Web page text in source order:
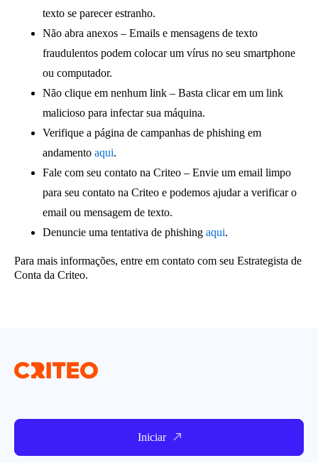
texto se parecer estranho.
Não abra anexos – Emails e mensagens de texto
fraudulentos podem colocar um vírus no seu smartphone
ou computador.
Não clique em nenhum link – Basta clicar em um link
malicioso para infectar sua máquina.
Verifique a página de campanhas de phishing em
andamento aqui.
Fale com seu contato na Criteo – Envie um email limpo
para seu contato na Criteo e podemos ajudar a verificar o
email ou mensagem de texto.
Denuncie uma tentativa de phishing aqui.
Para mais informações, entre em contato com seu Estrategista de
Conta da Criteo.
Iniciar